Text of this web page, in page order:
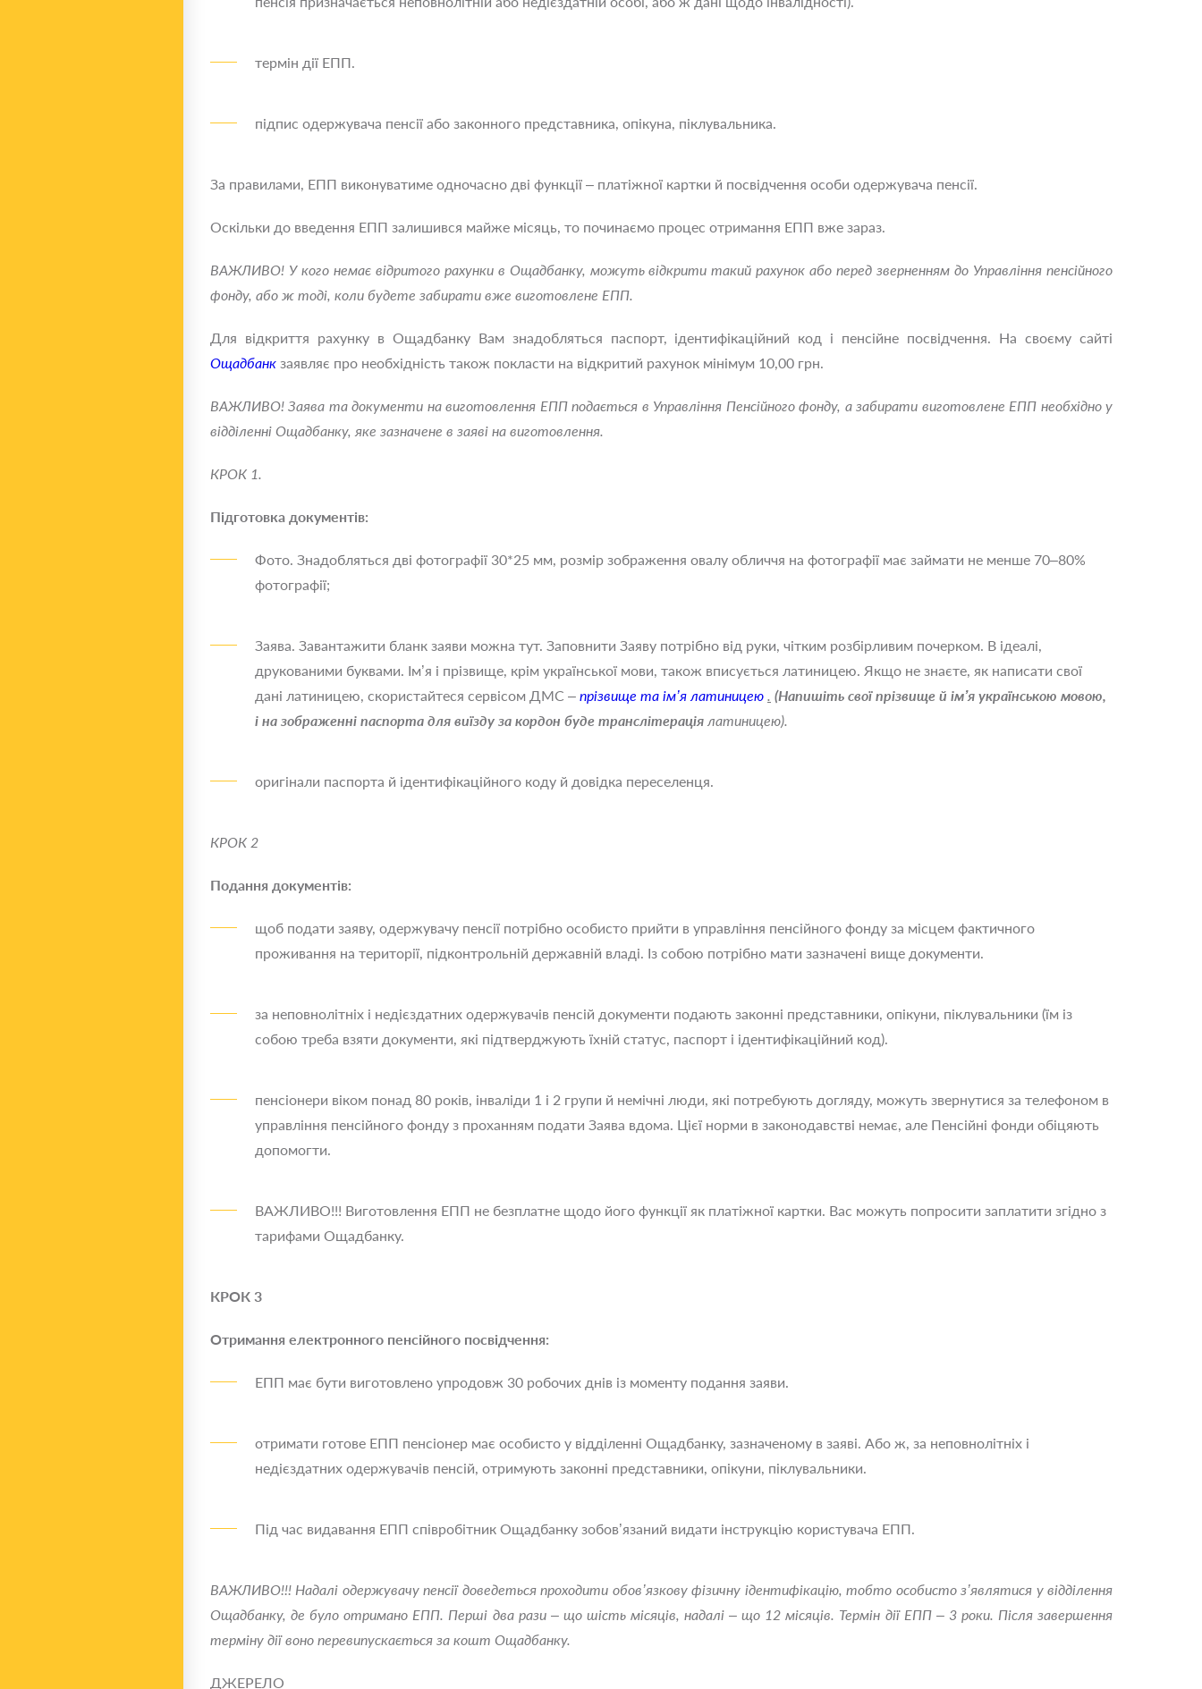
термін дії ЕПП.
підпис одержувача пенсії або законного представника, опікуна, піклувальника.
За правилами, ЕПП виконуватиме одночасно дві функції – платіжної картки й посвідчення особи одержувача пенсії.
Оскільки до введення ЕПП залишився майже місяць, то починаємо процес отримання ЕПП вже зараз.
ВАЖЛИВО! У кого немає відритого рахунки в Ощадбанку, можуть відкрити такий рахунок або перед зверненням до Управління пенсійного
фонду, або ж тоді, коли будете забирати вже виготовлене ЕПП.
Для відкриття рахунку в Ощадбанку Вам знадобляться паспорт, ідентифікаційний код і пенсійне посвідчення. На своєму сайті
Ощадбанк заявляє про необхідність також покласти на відкритий рахунок мінімум 10,00 грн.
ВАЖЛИВО! Заява та документи на виготовлення ЕПП подається в Управління Пенсійного фонду, а забирати виготовлене ЕПП необхідно у
відділенні Ощадбанку, яке зазначене в заяві на виготовлення.
КРОК 1.
Підготовка документів:
Фото. Знадобляться дві фотографії 30*25 мм, розмір зображення овалу обличчя на фотографії має займати не менше 70–80%
фотографії;
Заява. Завантажити бланк заяви можна тут. Заповнити Заяву потрібно від руки, чітким розбірливим почерком. В ідеалі,
друкованими буквами. Ім’я і прізвище, крім української мови, також вписується латиницею. Якщо не знаєте, як написати свої
дані латиницею, скористайтеся сервісом ДМС – прізвище та ім’я латиницею . (Напишіть свої прізвище й ім’я українською мовою,
і на зображенні паспорта для виїзду за кордон буде транслітерація латиницею).
оригінали паспорта й ідентифікаційного коду й довідка переселенця.
КРОК 2
Подання документів:
щоб подати заяву, одержувачу пенсії потрібно особисто прийти в управління пенсійного фонду за місцем фактичного
проживання на території, підконтрольній державній владі. Із собою потрібно мати зазначені вище документи.
за неповнолітніх і недієздатних одержувачів пенсій документи подають законні представники, опікуни, піклувальники (їм із
собою треба взяти документи, які підтверджують їхній статус, паспорт і ідентифікаційний код).
пенсіонери віком понад 80 років, інваліди 1 і 2 групи й немічні люди, які потребують догляду, можуть звернутися за телефоном в
управління пенсійного фонду з проханням подати Заява вдома. Цієї норми в законодавстві немає, але Пенсійні фонди обіцяють
допомогти.
ВАЖЛИВО!!! Виготовлення ЕПП не безплатне щодо його функції як платіжної картки. Вас можуть попросити заплатити згідно з
тарифами Ощадбанку.
КРОК 3
Отримання електронного пенсійного посвідчення:
ЕПП має бути виготовлено упродовж 30 робочих днів із моменту подання заяви.
отримати готове ЕПП пенсіонер має особисто у відділенні Ощадбанку, зазначеному в заяві. Або ж, за неповнолітніх і
недієздатних одержувачів пенсій, отримують законні представники, опікуни, піклувальники.
Під час видавання ЕПП співробітник Ощадбанку зобов’язаний видати інструкцію користувача ЕПП.
ВАЖЛИВО!!! Надалі одержувачу пенсії доведеться проходити обов’язкову фізичну ідентифікацію, тобто особисто з’являтися у відділення
Ощадбанку, де було отримано ЕПП. Перші два рази – що шість місяців, надалі – що 12 місяців. Термін дії ЕПП – 3 роки. Після завершення
терміну дії воно перевипускається за кошт Ощадбанку.
ДЖЕРЕЛО